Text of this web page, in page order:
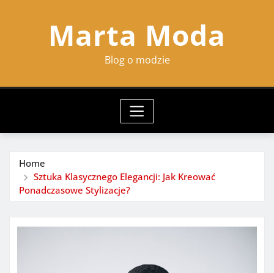
Marta Moda
Blog o modzie
Home
Sztuka Klasycznego Elegancji: Jak Kreować
Ponadczasowe Stylizacje?